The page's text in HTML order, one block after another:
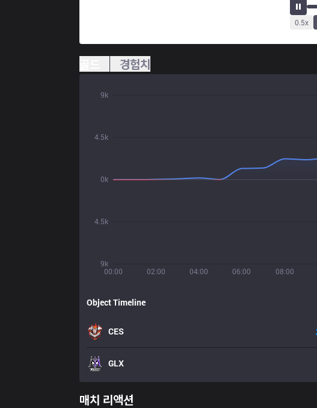
0.5x
경험치
00:00 02:00 04:00 06:00 08:00
9k
4.5k
0k
4.5k
9k
Object Timeline
CES
GLX
매치 리액션